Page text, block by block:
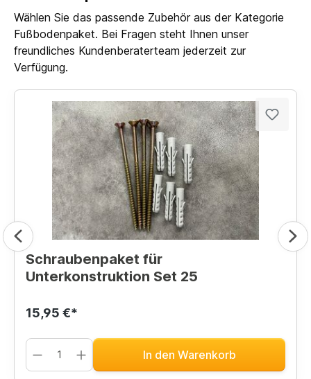
Wählen Sie das passende Zubehör aus der Kategorie
Fußbodenpaket. Bei Fragen steht Ihnen unser
freundliches Kundenberaterteam jederzeit zur
Verfügung.
Schraubenpaket für
Unterkonstruktion Set 25
15,95 €*
In den Warenkorb